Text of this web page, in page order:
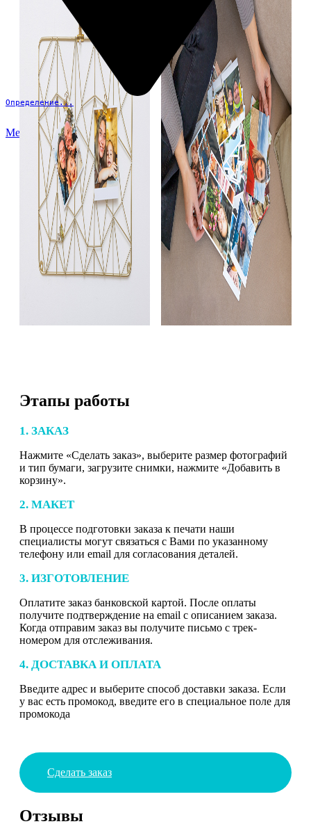
Определение...
Меню
Этапы работы
1. ЗАКАЗ
Нажмите «Сделать заказ», выберите размер фотографий
и тип бумаги, загрузите снимки, нажмите «Добавить в
корзину».
2. МАКЕТ
В процессе подготовки заказа к печати наши
специалисты могут связаться с Вами по указанному
телефону или email для согласования деталей.
3. ИЗГОТОВЛЕНИЕ
Оплатите заказ банковской картой. После оплаты
получите подтверждение на email с описанием заказа.
Когда отправим заказ вы получите письмо с трек-
номером для отслеживания.
4. ДОСТАВКА И ОПЛАТА
Введите адрес и выберите способ доставки заказа. Если
у вас есть промокод, введите его в специальное поле для
промокода
Сделать заказ
Отзывы